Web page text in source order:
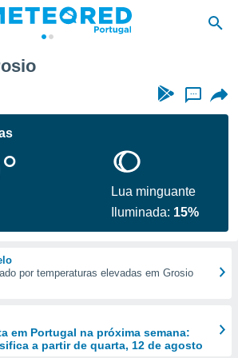
...
Lua minguante
Iluminada: 15%
por temperaturas elevadas em Grosio
em Portugal na próxima semana:
a partir de quarta, 12 de agosto